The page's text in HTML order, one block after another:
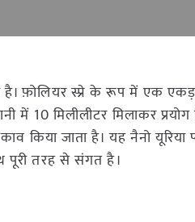
है। फ़ोलियर स्प्रे के रूप में एक
में 10 मिलीलीटर मिलाकर प्रयोग
किया जाता है। यह नैनो
पूरी तरह से संगत है।